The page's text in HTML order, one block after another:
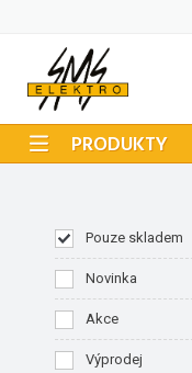
PRODUKTY
Pouze skladem
Novinka
Akce
Výprodej